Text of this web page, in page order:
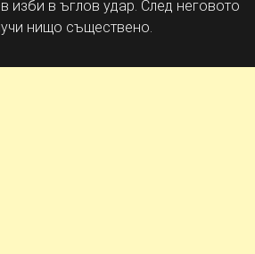
изби в ъглов удар. След неговото
нищо съществено.